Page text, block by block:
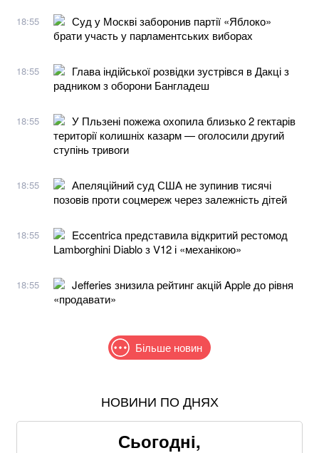
18:55
Суд у Москві заборонив партії «Яблоко»
брати участь у парламентських виборах
18:55
Глава індійської розвідки зустрівся в Дакці з
радником з оборони Бангладеш
18:55
У Пльзені пожежа охопила близько 2 гектарів
території колишніх казарм — оголосили другий
ступінь тривоги
18:55
Апеляційний суд США не зупинив тисячі
позовів проти соцмереж через залежність дітей
18:55
Eccentrica представила відкритий рестомод
Lamborghini Diablo з V12 і «механікою»
18:55
Jefferies знизила рейтинг акцій Apple до рівня
«продавати»
Більше новин
Співаків і телеведучих хочуть позбавити броні: у
НОВИНИ ПО ДНЯХ
Сьогодні,